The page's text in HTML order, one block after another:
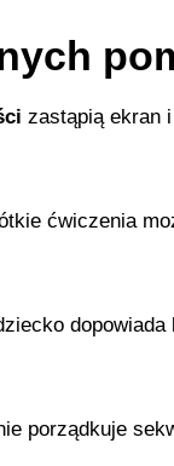
zastąpią ekran
ćwiczenia
porządkuje